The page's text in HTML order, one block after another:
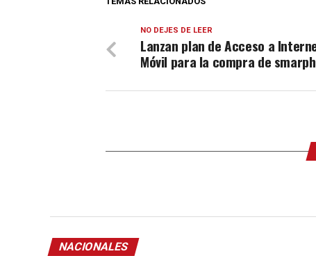
NO DEJES DE LEER
Lanzan plan de Acceso a
Móvil para la compra de
NACIONALES